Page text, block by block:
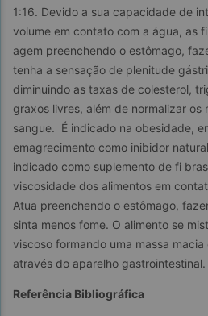
1:16. Devido a sua capacidade de
volume em contato com a água, as
agem preenchendo o estômago,
tenha a sensação de plenitude
diminuindo as taxas de colesterol,
graxos livres, além de normalizar os
sangue.  É indicado na obesidade,
emagrecimento como inibidor
indicado como suplemento de fi
viscosidade dos alimentos em
Atua preenchendo o estômago,
sinta menos fome. O alimento se
viscoso formando uma massa
através do aparelho gastrointestinal.
Referência Bibliográfica